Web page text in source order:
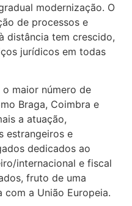
modernização. O
de processos e
distância tem crescido,
jurídicos em todas
maior número de
Braga, Coimbra e
a atuação,
estrangeiros e
dedicados ao
internacional e fiscal
fruto de uma
a União Europeia.